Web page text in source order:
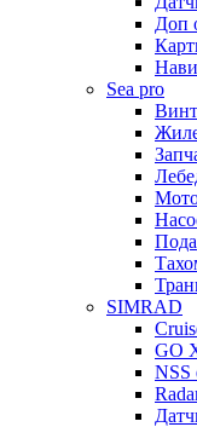
Доп
Sea pro
SIMRAD
GO
NSS